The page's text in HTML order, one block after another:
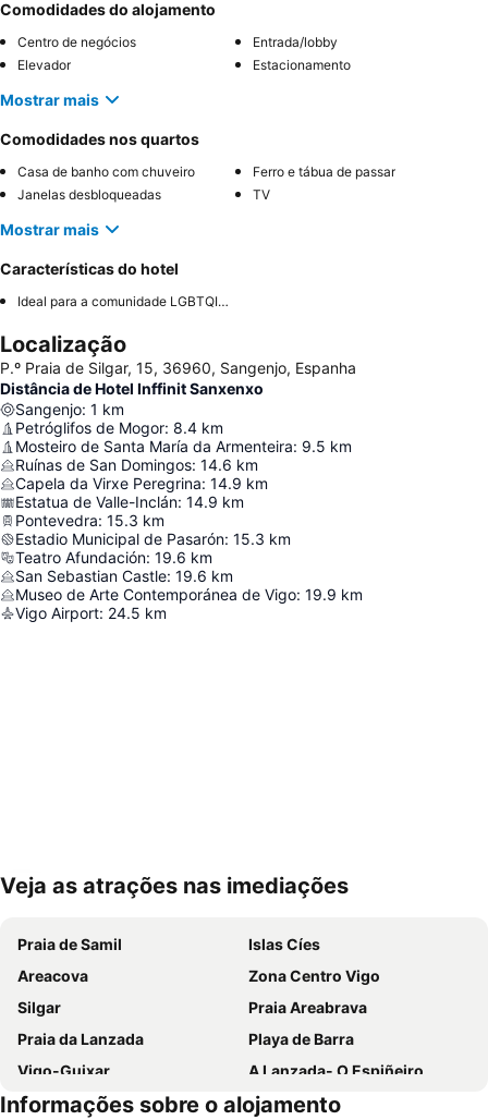
Comodidades do alojamento
Centro de negócios
Entrada/lobby
Elevador
Estacionamento
Mostrar mais
Comodidades nos quartos
Casa de banho com chuveiro
Ferro e tábua de passar
Janelas desbloqueadas
TV
Mostrar mais
Características do hotel
Ideal para a comunidade LGBTQIA+
Localização
P.º Praia de Silgar, 15, 36960, Sangenjo, Espanha
Distância de Hotel Inffinit Sanxenxo
Sangenjo: 1 km
Petróglifos de Mogor: 8.4 km
Mosteiro de Santa María da Armenteira: 9.5 km
Ruínas de San Domingos: 14.6 km
Capela da Virxe Peregrina: 14.9 km
Estatua de Valle-Inclán: 14.9 km
Pontevedra: 15.3 km
Estadio Municipal de Pasarón: 15.3 km
Teatro Afundación: 19.6 km
San Sebastian Castle: 19.6 km
Museo de Arte Contemporánea de Vigo: 19.9 km
Vigo Airport: 24.5 km
Ampliar mapa
Veja as atrações nas imediações
Praia de Samil
Islas Cíes
Areacova
Zona Centro Vigo
Silgar
Praia Areabrava
Praia da Lanzada
Playa de Barra
Vigo-Guixar
A Lanzada- O Espiñeiro
Paseo Marítimo de Baiona
Luz
Informações sobre o alojamento